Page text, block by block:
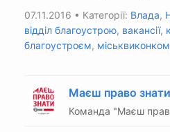
07.11.2016 • Категорії: Влада,
відділ благоустрою, вакансії,
благоустроєм, міськвиконком
Маєш право знати
Команда "Маєш